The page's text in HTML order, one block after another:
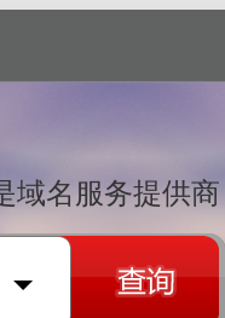
域名服务提供商